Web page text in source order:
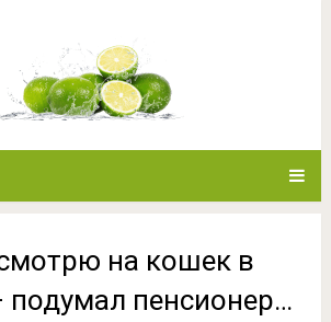
И с тех пор не было ни
на кошек в
подумал пенсионер…